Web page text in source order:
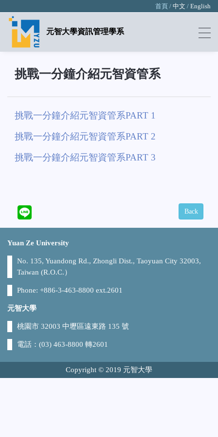
首頁 / 中文 / English
元智大學資訊管理學系
挑戰一分鐘介紹元智資管系
挑戰一分鐘介紹元智資管系PART 1
挑戰一分鐘介紹元智資管系PART 2
挑戰一分鐘介紹元智資管系PART 3
Back
Yuan Ze University
No. 135, Yuandong Rd., Zhongli Dist., Taoyuan City 32003,
Taiwan (R.O.C.）
Phone: +886-3-463-8800 ext.2601
元智大學
桃園市 32003 中壢區遠東路 135 號
電話：(03) 463-8800 轉2601
Copyright © 2019 元智大學